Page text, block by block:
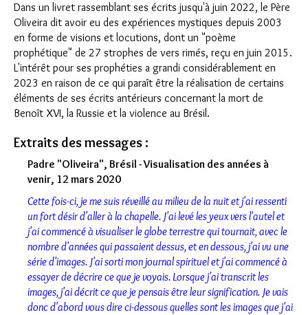
Dans un livret rassemblant ses écrits jusqu'à juin 2022, le Père
Oliveira dit avoir eu des expériences mystiques depuis 2003
en forme de visions et locutions, dont un "poème
prophétique" de 27 strophes de vers rimés, reçu en juin 2015.
L'intérêt pour ses prophéties a grandi considérablement en
2023 en raison de ce qui paraît être la réalisation de certains
éléments de ses écrits antérieurs concernant la mort de
Benoît XVI, la Russie et la violence au Brésil.
Extraits des messages :
Padre "Oliveira", Brésil - Visualisation des années à
venir, 12 mars 2020
Cette fois-ci, je me suis réveillé au milieu de la nuit et j'ai ressenti
un fort désir d'aller à la chapelle. J'ai levé les yeux vers l'autel et
j'ai commencé à visualiser le globe terrestre qui tournait, avec le
nombre d'années qui passaient dessus, et en dessous, j'ai vu une
série d'images. J'ai sorti mon journal spirituel et j'ai commencé à
essayer de décrire ce que je voyais. Lorsque j'ai transcrit les
images, j'ai décrit ce que je pensais être leur signification. Je vais
donc d'abord vous dire ci-dessous quelles sont les images que j'ai